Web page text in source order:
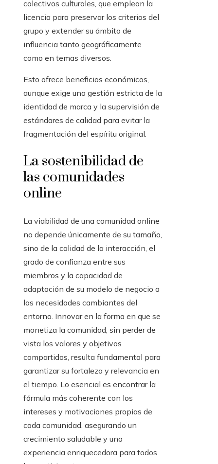
colectivos culturales, que emplean la
licencia para preservar los criterios del
grupo y extender su ámbito de
influencia tanto geográficamente
como en temas diversos.
Esto ofrece beneficios económicos,
aunque exige una gestión estricta de la
identidad de marca y la supervisión de
estándares de calidad para evitar la
fragmentación del espíritu original.
La sostenibilidad de
las comunidades
online
La viabilidad de una comunidad online
no depende únicamente de su tamaño,
sino de la calidad de la interacción, el
grado de confianza entre sus
miembros y la capacidad de
adaptación de su modelo de negocio a
las necesidades cambiantes del
entorno. Innovar en la forma en que se
monetiza la comunidad, sin perder de
vista los valores y objetivos
compartidos, resulta fundamental para
garantizar su fortaleza y relevancia en
el tiempo. Lo esencial es encontrar la
fórmula más coherente con los
intereses y motivaciones propias de
cada comunidad, asegurando un
crecimiento saludable y una
experiencia enriquecedora para todos